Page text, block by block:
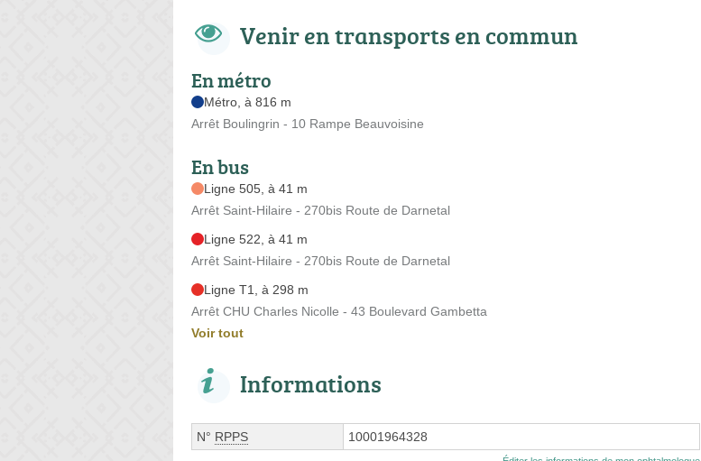
Venir en transports en commun
En métro
Métro, à 816 m
Arrêt Boulingrin - 10 Rampe Beauvoisine
En bus
Ligne 505, à 41 m
Arrêt Saint-Hilaire - 270bis Route de Darnetal
Ligne 522, à 41 m
Arrêt Saint-Hilaire - 270bis Route de Darnetal
Ligne T1, à 298 m
Arrêt CHU Charles Nicolle - 43 Boulevard Gambetta
Voir tout
Informations
N° RPPS 10001964328